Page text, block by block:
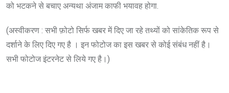
को भटकने से बचाए अन्यथा अंजाम काफी भयावह होगा.
(अस्वीकरण : सभी फ़ोटो सिर्फ खबर में दिए जा रहे तथ्यों को सांकेतिक रूप से
दर्शाने के लिए दिए गए है । इन फोटोज का इस खबर से कोई संबंध नहीं है।
सभी फोटोज इंटरनेट से लिये गए है।)